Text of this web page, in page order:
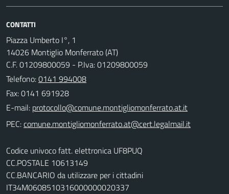
CONTATTI
Piazza Umberto I°, 1
14026 Montiglio Monferrato (AT)
C.F. 01209800059 - P.Iva: 01209800059
Telefono:0141 994008
Fax: 0141 691928
E-mail:
PEC:
Codice univoco fatt. elettronica UF8PUQ
CC.POSTALE 10613149
CC.BANCARIO da utilizzare per i cittadini
IT34M0608510316000000020337